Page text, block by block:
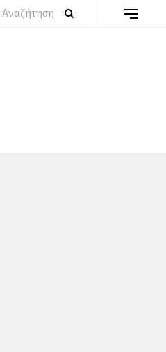
Αναζήτηση